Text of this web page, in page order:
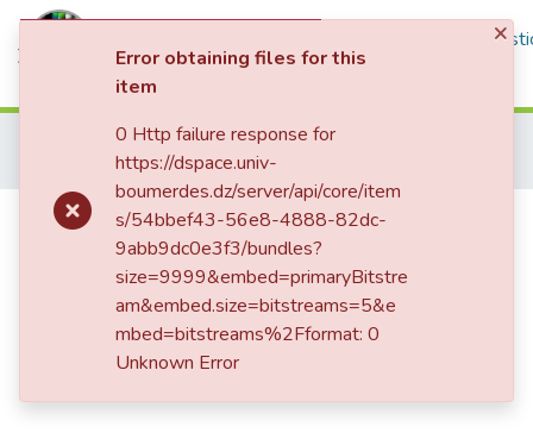
Thèses de Doctorat et Mémoires de Magister
Doctorat
دور التدقيق الداخلي في تفعيل إدارة
المخاطر المالية في المصارف الجزائرية
: دراسة ميدانية
×
Error obtaining files for this
item
0 Http failure response for
https://dspace.univ-
boumerdes.dz/server/api/core/item
s/54bbef43-56e8-4888-82dc-
9abb9dc0e3f3/bundles?
size=9999&embed=primaryBitstre
am&embed.size=bitstreams=5&e
mbed=bitstreams%2Fformat: 0
Unknown Error